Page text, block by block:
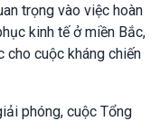
trọng vào việc hoàn
kinh tế ở miền Bắc,
cho cuộc kháng chiến
phóng, cuộc Tổng